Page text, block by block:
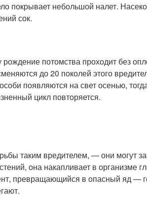
покрывает небольшой налет.
сок.
потомства проходит без
до 20 поколей этого
появляются на свет осенью,
цикл повторяется.
таким вредителем, — они могут
она накапливает в организме
превращающийся в опасный яд —